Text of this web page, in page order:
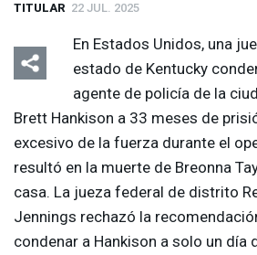
TITULAR 22 JUL. 2025
En Estados Unidos, una
estado de Kentucky
agente de policía de la
Brett Hankison a 33 meses de
excesivo de la fuerza durante el
resultó en la muerte de Breonna
casa. La jueza federal de distrito
Jennings rechazó la
condenar a Hankison a solo un día